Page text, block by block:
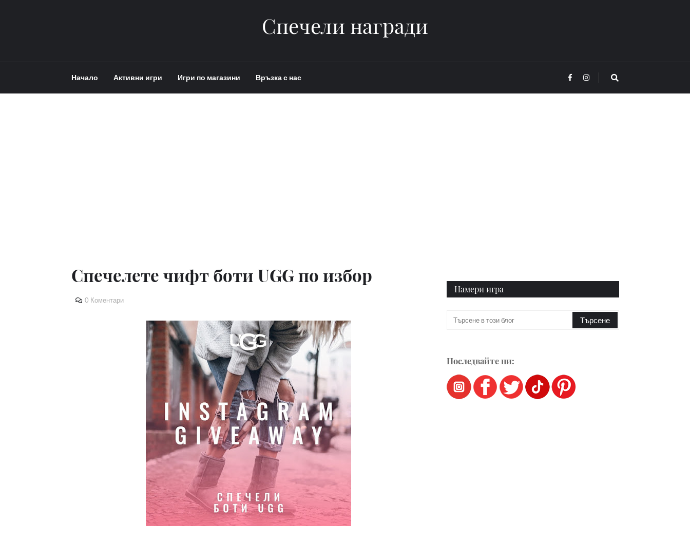
Спечели награди
Начало Активни игри Игри по магазини Връзка с нас
Спечелете чифт боти UGG по избор
0 Коментари
Намери игра
Последвайте ни: